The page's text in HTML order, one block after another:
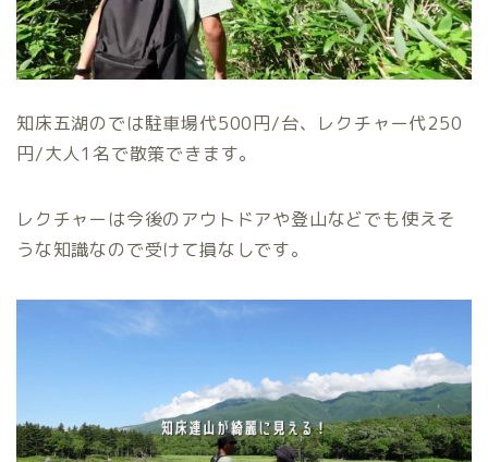
知床五湖のでは駐車場代500円/台、レクチャー代250
円/大人1名で散策できます。
レクチャーは今後のアウトドアや登山などでも使えそ
うな知識なので受けて損なしです。